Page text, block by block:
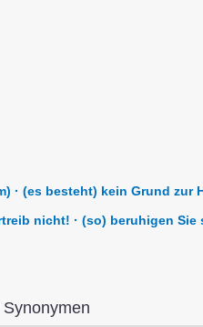
· (es besteht) kein Grund zur
nicht! · (so) beruhigen Sie